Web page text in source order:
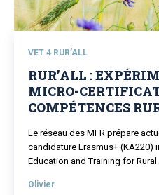
VET 4 RUR’ALL
RUR’ALL :
MICRO-
COMPÉTENCES
Le réseau des MFR prépare
candidature Erasmus+ (KA220)
Education and Training for Rural...
Olivier